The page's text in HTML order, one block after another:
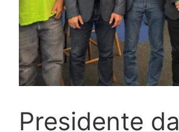
Presidente da